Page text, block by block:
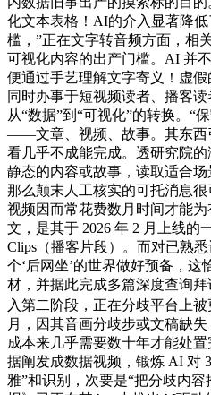
化文本表格！AI的介入显著降
槛，”正在文字转音频方面，相
可视化内容的出产门槛。AI 并
便通过手艺理解文字寄义！虚
同时办事于短视频读者、播客
从“数据”到“可视化”的转换。“
——文章、视频、故事。其东西
看几乎不成能完成。透研究院
静态的内容或故事，读取适合场
那么颠末人工核实的可托消息
视频因而常花费数月时间才能
文，是其于 2026 年 2 月上线
Clips（播客片段）。而对已熟
个‘后网坐’的世界做好预备，这
材，并据此完成多篇深度查询
入第二阶段，正在分歧平台上
月，因其音画分歧步或文稿缺
成本来几乎需要数十年才能处
据阐发成数据视频，锻炼 AI 对
雅”和识别，次要是“把分歧内